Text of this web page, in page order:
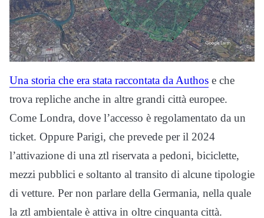
Una storia che era stata raccontata da Authos e che
trova repliche anche in altre grandi città europee.
Come Londra, dove l’accesso è regolamentato da un
ticket. Oppure Parigi, che prevede per il 2024
l’attivazione di una ztl riservata a pedoni, biciclette,
mezzi pubblici e soltanto al transito di alcune tipologie
di vetture. Per non parlare della Germania, nella quale
la ztl ambientale è attiva in oltre cinquanta città.